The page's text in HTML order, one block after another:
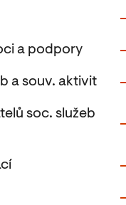
a podpory
a souv. aktivit
soc. služeb